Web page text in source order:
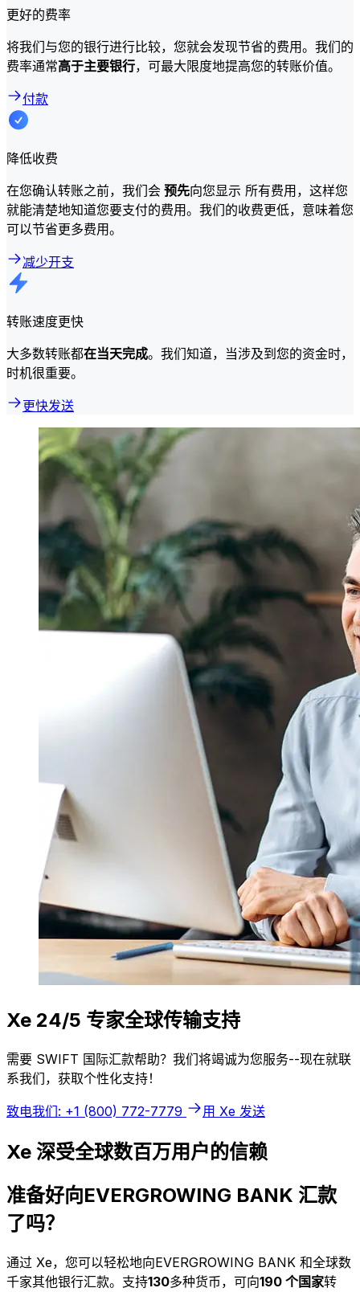
更好的费率
将我们与您的银行进行比较，您就会发现节省的费用。我们的
费率通常高于主要银行，可最大限度地提高您的转账价值。
付款
降低收费
在您确认转账之前，我们会 预先向您显示 所有费用，这样您
就能清楚地知道您要支付的费用。我们的收费更低，意味着您
可以节省更多费用。
减少开支
转账速度更快
大多数转账都在当天完成。我们知道，当涉及到您的资金时，
时机很重要。
更快发送
Xe 24/5 专家全球传输支持
需要 SWIFT 国际汇款帮助？我们将竭诚为您服务--现在就联
系我们，获取个性化支持！
致电我们: +1 (800) 772-7779 用 Xe 发送
Xe 深受全球数百万用户的信赖
准备好向EVERGROWING BANK 汇款
了吗？
通过 Xe，您可以轻松地向EVERGROWING BANK 和全球数
千家其他银行汇款。支持130多种货币，可向190 个国家转